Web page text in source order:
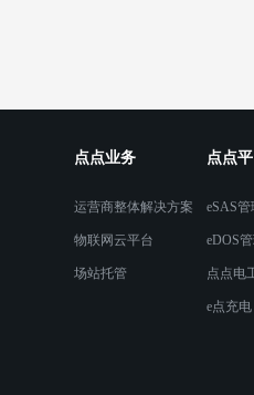
点点业务
运营商整体解决方案
物联网云平台
场站托管
点点
eSAS
eDOS
点点电
e点充电